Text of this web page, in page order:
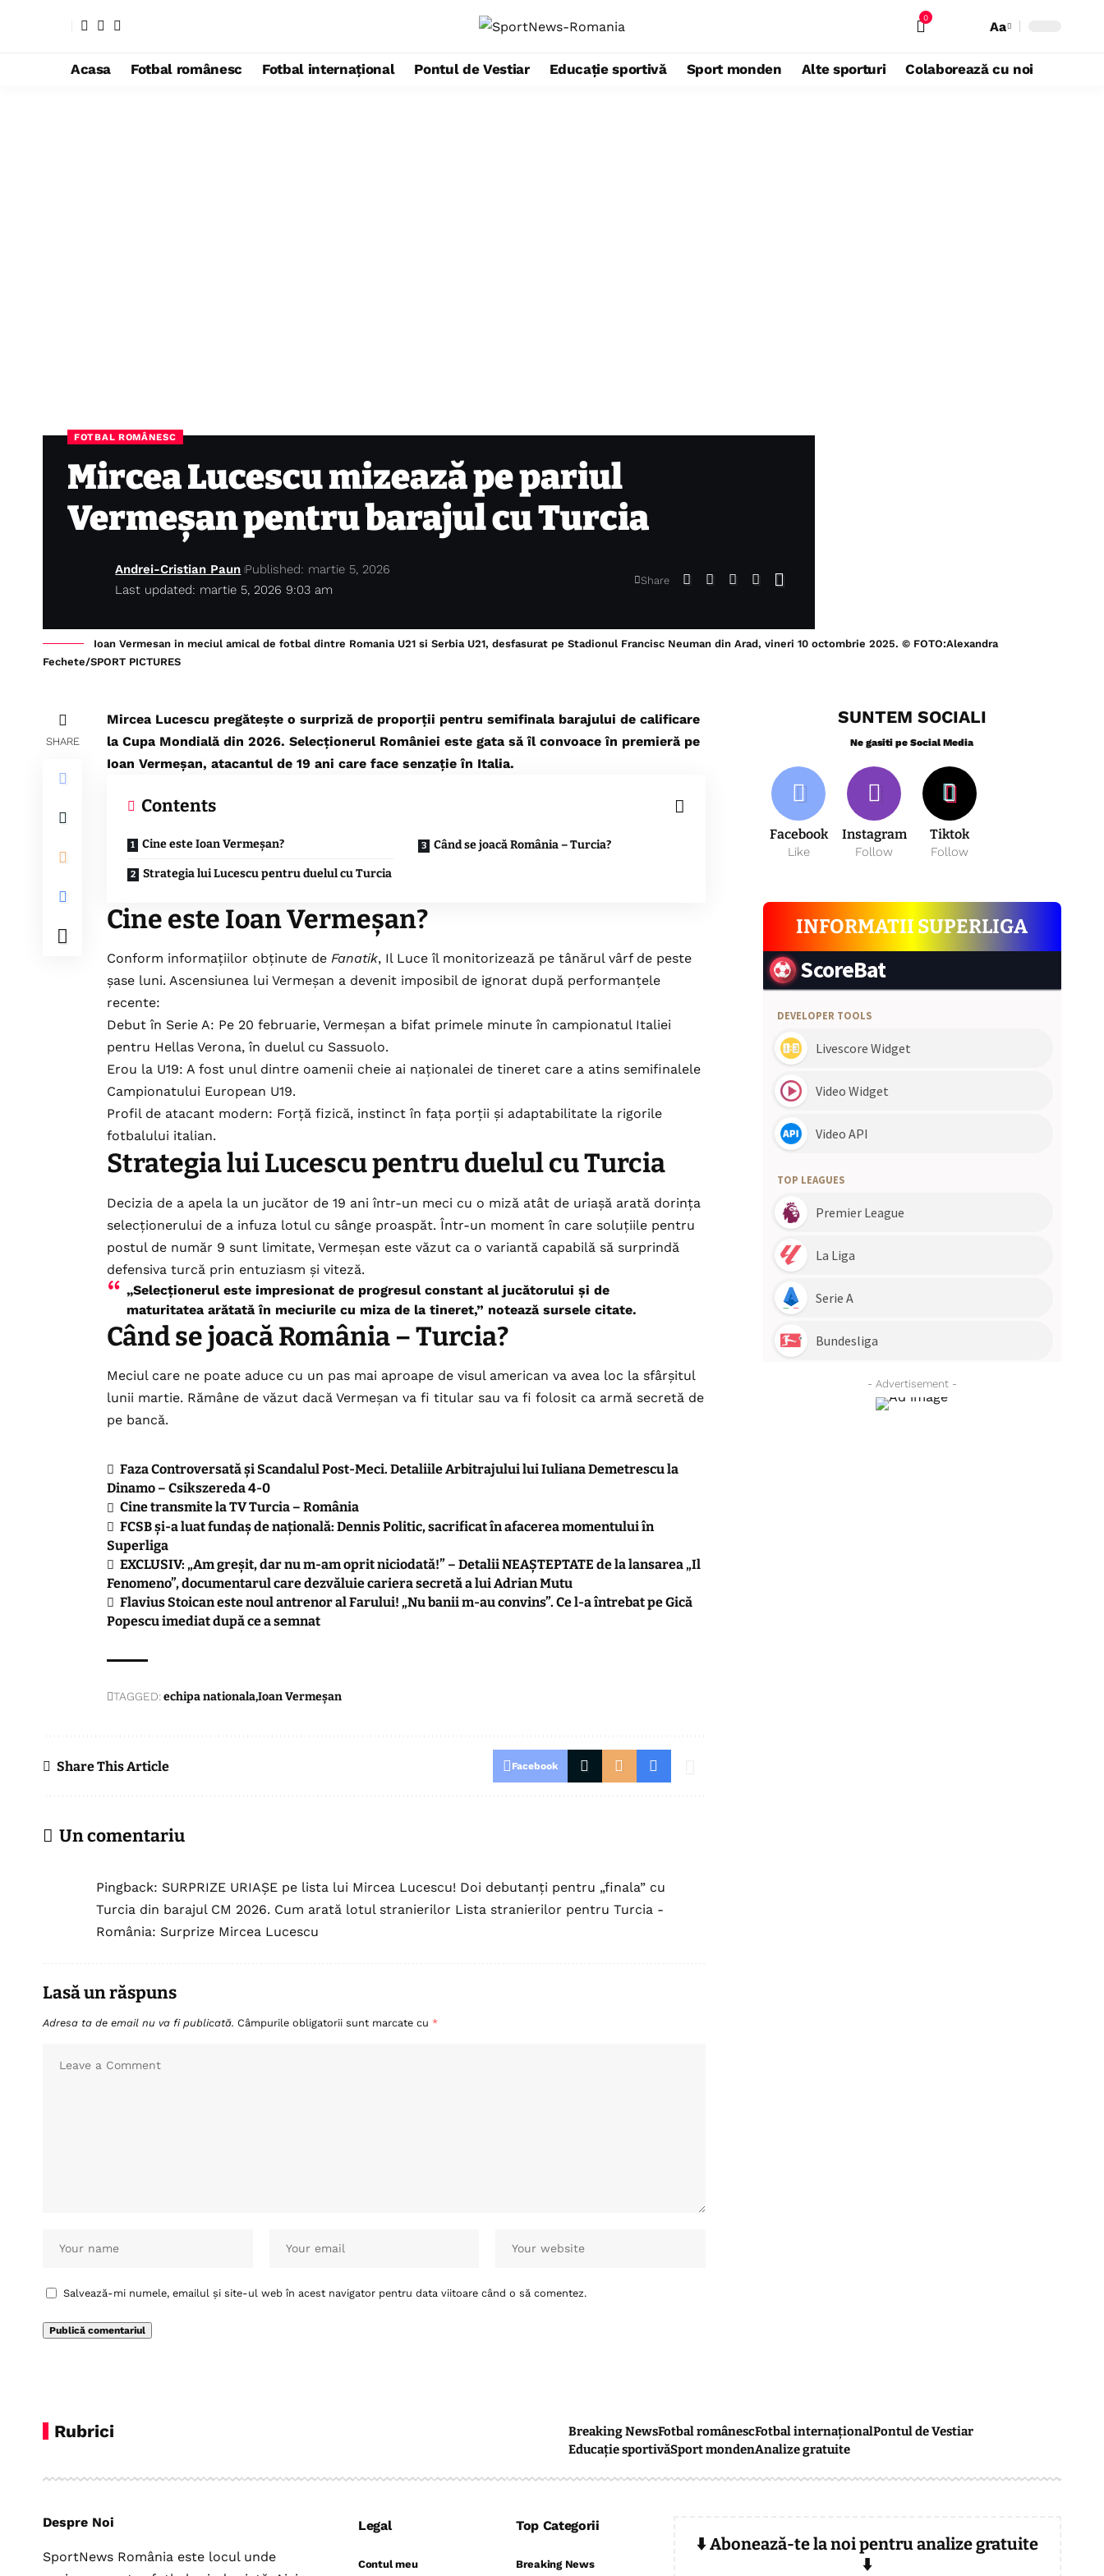
0
Aa
Acasa Fotbal românesc Fotbal internațional Pontul de Vestiar Educație sportivă Sport monden Alte sporturi Colaborează cu noi
FOTBAL ROMÂNESC
Mircea Lucescu mizează pe pariul
Vermeșan pentru barajul cu Turcia
Last updated: martie 5, 2026 9:03 am
Andrei-Cristian Paun Published: martie 5, 2026
Share
Ioan Vermesan in meciul amical de fotbal dintre Romania U21 si Serbia U21, desfasurat pe Stadionul Francisc Neuman din Arad, vineri 10 octombrie 2025. © FOTO:Alexandra
Fechete/SPORT PICTURES
SHARE
Mircea Lucescu pregătește o surpriză de proporții pentru semifinala barajului de calificare
la Cupa Mondială din 2026. Selecționerul României este gata să îl convoace în premieră pe
Ioan Vermeșan, atacantul de 19 ani care face senzație în Italia.
Contents
Cine este Ioan Vermeșan?
Strategia lui Lucescu pentru duelul cu Turcia
Când se joacă România – Turcia?
Cine este Ioan Vermeșan?
Conform informațiilor obținute de Fanatik, Il Luce îl monitorizează pe tânărul vârf de peste
șase luni. Ascensiunea lui Vermeșan a devenit imposibil de ignorat după performanțele
recente:
Debut în Serie A: Pe 20 februarie, Vermeșan a bifat primele minute în campionatul Italiei
pentru Hellas Verona, în duelul cu Sassuolo.
Erou la U19: A fost unul dintre oamenii cheie ai naționalei de tineret care a atins semifinalele
Campionatului European U19.
Profil de atacant modern: Forță fizică, instinct în fața porții și adaptabilitate la rigorile
fotbalului italian.
Strategia lui Lucescu pentru duelul cu Turcia
Decizia de a apela la un jucător de 19 ani într-un meci cu o miză atât de uriașă arată dorința
selecționerului de a infuza lotul cu sânge proaspăt. Într-un moment în care soluțiile pentru
postul de număr 9 sunt limitate, Vermeșan este văzut ca o variantă capabilă să surprindă
defensiva turcă prin entuziasm și viteză.
„Selecționerul este impresionat de progresul constant al jucătorului și de
maturitatea arătată în meciurile cu miza de la tineret,” notează sursele citate.
Când se joacă România – Turcia?
Meciul care ne poate aduce cu un pas mai aproape de visul american va avea loc la sfârșitul
lunii martie. Rămâne de văzut dacă Vermeșan va fi titular sau va fi folosit ca armă secretă de
pe bancă.
Faza Controversată și Scandalul Post-Meci. Detaliile Arbitrajului lui Iuliana Demetrescu la
Dinamo – Csikszereda 4-0
Cine transmite la TV Turcia – România
FCSB și-a luat fundaș de națională: Dennis Politic, sacrificat în afacerea momentului în
Superliga
EXCLUSIV: „Am greșit, dar nu m-am oprit niciodată!” – Detalii NEAȘTEPTATE de la lansarea „Il
Fenomeno”, documentarul care dezvăluie cariera secretă a lui Adrian Mutu
Flavius Stoican este noul antrenor al Farului! „Nu banii m-au convins”. Ce l-a întrebat pe Gică
Popescu imediat după ce a semnat
TAGGED:echipa nationalaIoan Vermeșan
Share This Article Facebook
Un comentariu
Pingback: SURPRIZE URIAȘE pe lista lui Mircea Lucescu! Doi debutanți pentru „finala” cu
Turcia din barajul CM 2026. Cum arată lotul stranierilor Lista stranierilor pentru Turcia -
România: Surprize Mircea Lucescu
Lasă un răspuns
Adresa ta de email nu va fi publicată. Câmpurile obligatorii sunt marcate cu *
Salvează-mi numele, emailul și site-ul web în acest navigator pentru data viitoare când o să comentez.
SUNTEM SOCIALI
Ne gasiti pe Social Media
Facebook
Like
Instagram
Follow
Tiktok
Follow
INFORMATII SUPERLIGA
- Advertisement -
Rubrici Breaking NewsFotbal românescFotbal internaționalPontul de Vestiar
Educație sportivăSport mondenAnalize gratuite
Despre Noi
SportNews România este locul unde
Legal
Contul meu
Top Categorii
Breaking News
⬇️ Abonează-te la noi pentru analize gratuite
⬇️